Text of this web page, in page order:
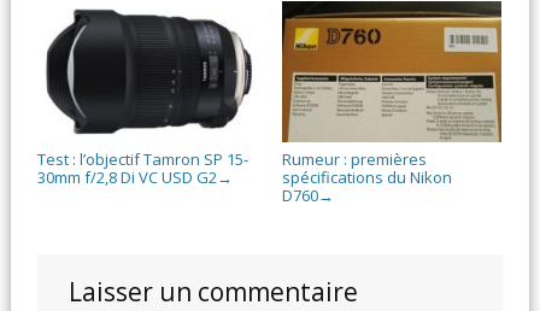
Test : l’objectif Tamron SP 15-
30mm f/2,8 Di VC USD G2 →
Rumeur : premières
spécifications du Nikon
D760→
Laisser un commentaire